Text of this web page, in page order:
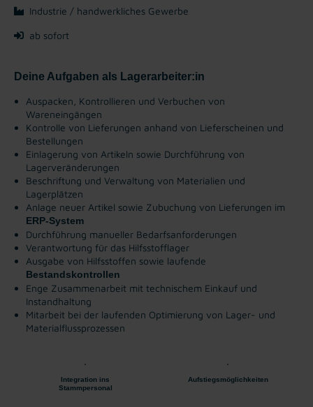
Industrie / handwerkliches Gewerbe
ab sofort
Deine Aufgaben als Lagerarbeiter:in
Auspacken, Kontrollieren und Verbuchen von
Wareneingängen
Kontrolle von Lieferungen anhand von Lieferscheinen und
Bestellungen
Einlagerung von Artikeln sowie Durchführung von
Lagerveränderungen
Beschriftung und Verwaltung von Materialien und
Lagerplätzen
Anlage neuer Artikel sowie Zubuchung von Lieferungen im
ERP-System
Durchführung manueller Bedarfsanforderungen
Verantwortung für das Hilfsstofflager
Ausgabe von Hilfsstoffen sowie laufende
Bestandskontrollen
Enge Zusammenarbeit mit technischem Einkauf und
Instandhaltung
Mitarbeit bei der laufenden Optimierung von Lager- und
Materialflussprozessen
Integration ins
Stammpersonal
Aufstiegsmöglichkeiten